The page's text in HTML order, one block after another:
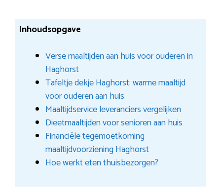
Inhoudsopgave
Verse maaltijden aan huis voor ouderen in
Haghorst
Tafeltje dekje Haghorst: warme maaltijd
voor ouderen aan huis
Maaltijdservice leveranciers vergelijken
Dieetmaaltijden voor senioren aan huis
Financiële tegemoetkoming
maaltijdvoorziening Haghorst
Hoe werkt eten thuisbezorgen?